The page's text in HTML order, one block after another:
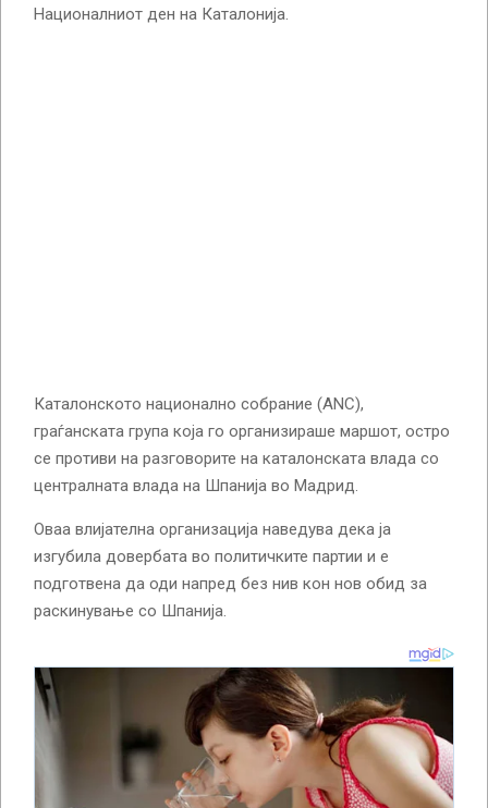
Националниот ден на Каталонија.
Каталонското национално собрание (ANC),
граѓанската група која го организираше маршот, остро
се противи на разговорите на каталонската влада со
централната влада на Шпанија во Мадрид.
Оваа влијателна организација наведува дека ја
изгубила довербата во политичките партии и е
подготвена да оди напред без нив кон нов обид за
раскинување со Шпанија.